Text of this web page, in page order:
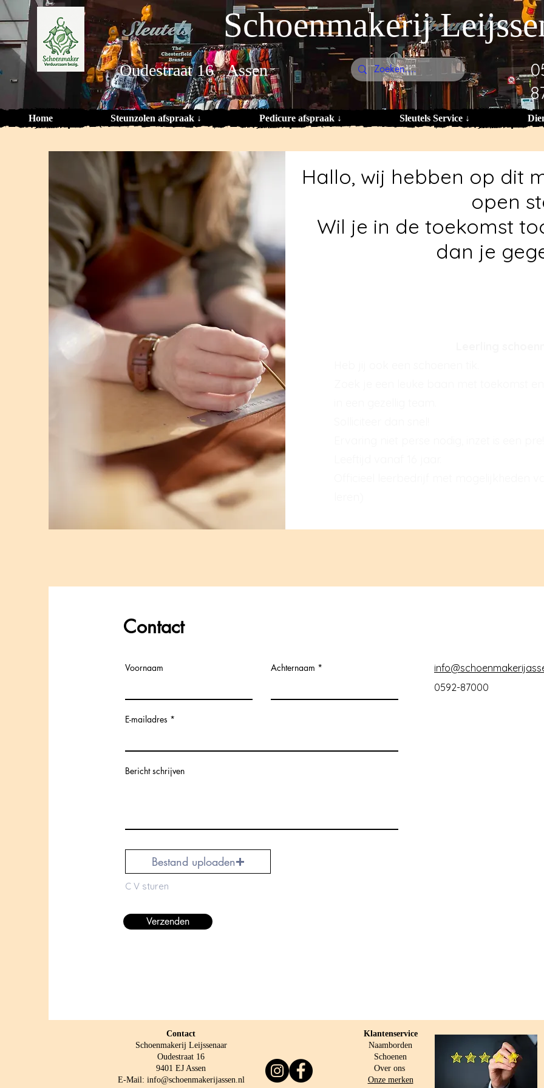
Schoenmakerij
Oudestraat 16 Assen
Home Steunzolen afspraak ↓ Pedicure afspraak ↓ Sleutels Service ↓
Hallo, wij hebben op dit
open
Wil je in de toekomst
dan je
Contact
Voornaam Achternaam
E-mailadres
Bericht schrijven
Bestand uploaden
C V sturen
Verzenden
0592-87000
Contact
Schoenmakerij Leijssenaar
Oudestraat 16
9401 EJ Assen
E-Mail: info@schoenmakerijassen.nl
Klantenservice
Naamborden
Schoenen
Over ons
Onze merken